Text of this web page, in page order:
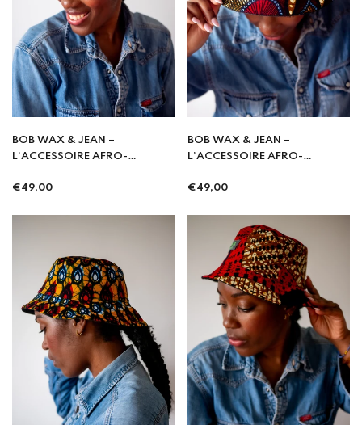
BOB WAX & JEAN –
L’ACCESSOIRE AFRO-
INCONTOURNABLE - Rumba
Prix
€49,00
BOB WAX & JEAN –
L’ACCESSOIRE AFRO-
INCONTOURNABLE - Bolingo
Prix
€49,00